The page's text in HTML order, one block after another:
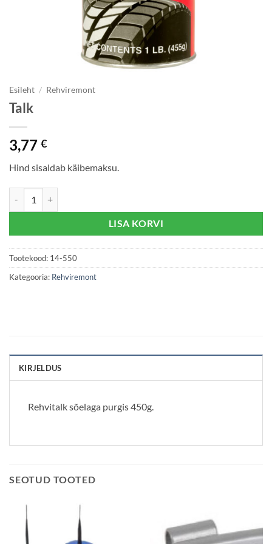
Esileht / Rehviremont
Talk
3,77 €
Hind sisaldab käibemaksu.
LISA KORVI
Tootekood: 14-550
Kategooria: Rehviremont
KIRJELDUS
Rehvitalk sõelaga purgis 450g.
SEOTUD TOOTED